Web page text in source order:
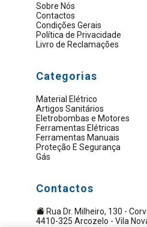
Sobre Nós
Contactos
Condições Gerais
Política de Privacidade
Livro de Reclamações
Categorias
Material Elétrico
Artigos Sanitários
Eletrobombas e Motores
Ferramentas Elétricas
Ferramentas Manuais
Proteção E Segurança
Gás
Contactos
Rua Dr. Milheiro, 130 -
4410-325 Arcozelo - Vila